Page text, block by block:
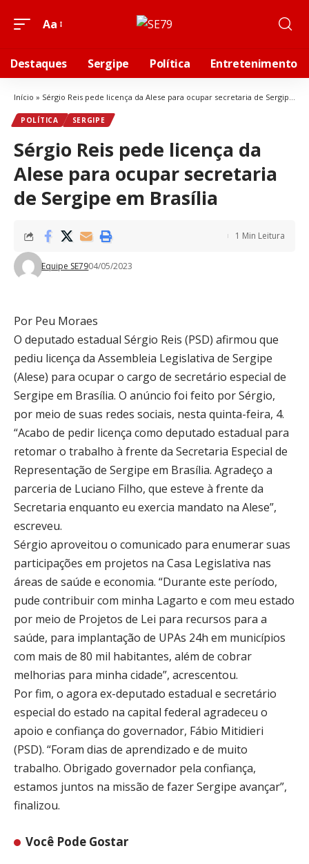
Aa
Destaques Sergipe Política Entretenimento
Início » Sérgio Reis pede licença da Alese para ocupar secretaria de Sergipe em Brasília
POLÍTICA SERGIPE
Sérgio Reis pede licença da
Alese para ocupar secretaria
de Sergipe em Brasília
Equipe SE7904/05/2023
1 Min Leitura
Por Peu Moraes
O deputado estadual Sérgio Reis (PSD) afirmou que
pediu licença da Assembleia Legislativa de Sergipe
(Alese) para ocupar o cargo de secretário especial de
Sergipe em Brasília. O anúncio foi feito por Sérgio,
por meio de suas redes sociais, nesta quinta-feira, 4.
“Acabo de pedir licença como deputado estadual para
retomar o trabalho à frente da Secretaria Especial de
Representação de Sergipe em Brasília. Agradeço a
parceria de Luciano Filho, que esteve à frente da
Secretaria enquanto eu exercia mandato na Alese”,
escreveu.
Sérgio aproveitou o comunicado para enumerar suas
participações em projetos na Casa Legislativa nas
áreas de saúde e economia. “Durante este período,
pude contribuir com minha Lagarto e com meu estado
por meio de Projetos de Lei para recursos para a
saúde, para implantação de UPAs 24h em municípios
com mais de 80 mil habitantes, além de cobrar
melhorias para minha cidade”, acrescentou.
Por fim, o agora ex-deputado estadual e secretário
especial do estado na capital federal agradeceu o
apoio e confiança do governador, Fábio Mitidieri
(PSD). “Foram dias de aprendizado e de muito
trabalho. Obrigado governador pela confiança,
estamos juntos na missão de fazer Sergipe avançar”,
finalizou.
Você Pode Gostar